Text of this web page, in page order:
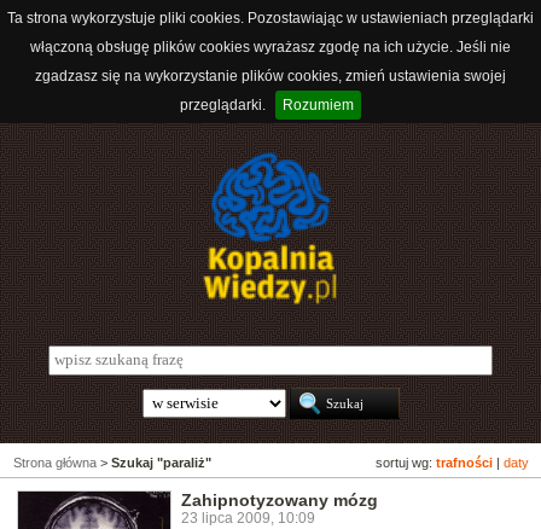
Ta strona wykorzystuje pliki cookies. Pozostawiając w ustawieniach przeglądarki
włączoną obsługę plików cookies wyrażasz zgodę na ich użycie. Jeśli nie
zgadzasz się na wykorzystanie plików cookies, zmień ustawienia swojej
przeglądarki.
Rozumiem
sortuj wg: trafności daty
Strona główna > Szukaj "paraliż"
Zahipnotyzowany mózg
23 lipca 2009, 10:09